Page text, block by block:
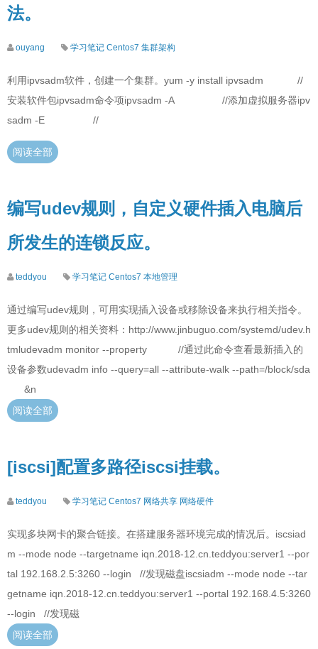
法。
ouyang 学习笔记 Centos7 集群架构
利用ipvsadm软件，创建一个集群。yum -y install ipvsadm //
安装软件包ipvsadm命令项ipvsadm -A //添加虚拟服务器ipv
sadm -E //
阅读全部
编写udev规则，自定义硬件插入电脑后
所发生的连锁反应。
teddyou 学习笔记 Centos7 本地管理
通过编写udev规则，可用实现插入设备或移除设备来执行相关指令。
更多udev规则的相关资料：http://www.jinbuguo.com/systemd/udev.h
tmludevadm monitor --property //通过此命令查看最新插入的
设备参数udevadm info --query=all --attribute-walk --path=/block/sda
&n
阅读全部
[iscsi]配置多路径iscsi挂载。
teddyou 学习笔记 Centos7 网络共享 网络硬件
实现多块网卡的聚合链接。在搭建服务器环境完成的情况后。iscsiad
m --mode node --targetname iqn.2018-12.cn.teddyou:server1 --por
tal 192.168.2.5:3260 --login //发现磁盘iscsiadm --mode node --tar
getname iqn.2018-12.cn.teddyou:server1 --portal 192.168.4.5:3260
--login //发现磁
阅读全部